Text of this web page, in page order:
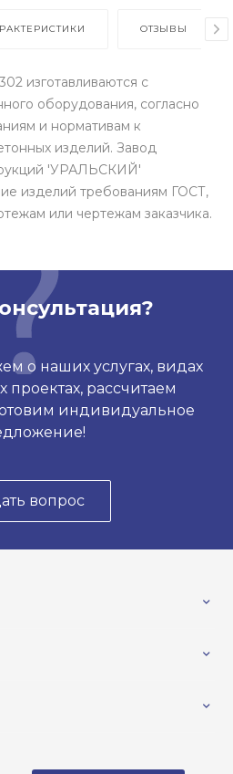
ОТЗЫВЫ
изготавливаются с
оборудования, согласно
и нормативам к
изделий. Завод
'УРАЛЬСКИЙ'
изделий требованиям ГОСТ,
или чертежам заказчика.
о наших услугах, видах
проектах, рассчитаем
индивидуальное
вопрос